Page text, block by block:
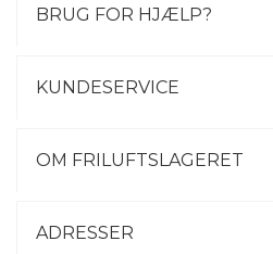
BRUG FOR HJÆLP?
KUNDESERVICE
OM FRILUFTSLAGERET
ADRESSER